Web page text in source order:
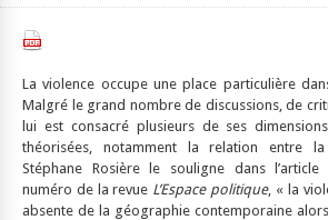
La violence occupe une place particulière
Malgré le grand nombre de discussions, de
lui est consacré plusieurs de ses
théorisées, notamment la relation entre la
Stéphane Rosière le souligne dans
numéro de la revue L’Espace politique, « la
absente de la géographie contemporaine